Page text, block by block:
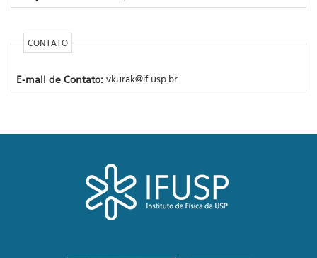
CONTATO
E-mail de Contato: vkurak@if.usp.br